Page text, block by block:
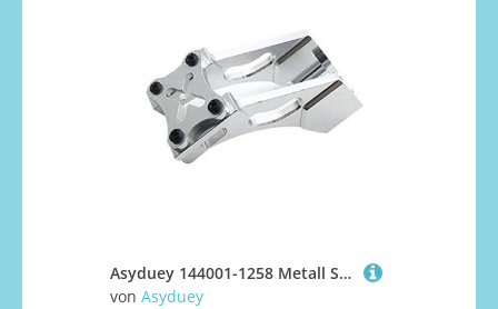
Asyduey 144001-1258 Metall Schwanz Festteile Heck FlüGel Firmware BeschläGe für 144001 1/14 4WD RC Auto Teile, Silber
von Asyduey